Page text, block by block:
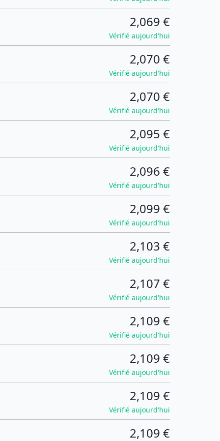
2,069 €
Vérifié aujourd'hui
2,070 €
Vérifié aujourd'hui
2,070 €
Vérifié aujourd'hui
2,095 €
Vérifié aujourd'hui
2,096 €
Vérifié aujourd'hui
2,099 €
Vérifié aujourd'hui
2,103 €
Vérifié aujourd'hui
2,107 €
Vérifié aujourd'hui
2,109 €
Vérifié aujourd'hui
2,109 €
Vérifié aujourd'hui
2,109 €
Vérifié aujourd'hui
2,109 €